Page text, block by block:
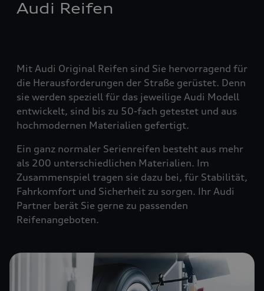
Audi Reifen
Mit Audi Original Reifen sind Sie hervorragend für
die Herausforderungen der Straße gerüstet. Denn
sie werden speziell für das jeweilige Audi Modell
entwickelt, sind bis zu 50-fach getestet und aus
hochmodernen Materialien gefertigt.
Ein ganz normaler Serienreifen besteht aus mehr
als 200 unterschiedlichen Materialien. Im
Zusammenspiel tragen sie dazu bei, für Stabilität,
Fahrkomfort und Sicherheit zu sorgen. Ihr Audi
Partner berät Sie gerne zu passenden
Reifenangeboten.